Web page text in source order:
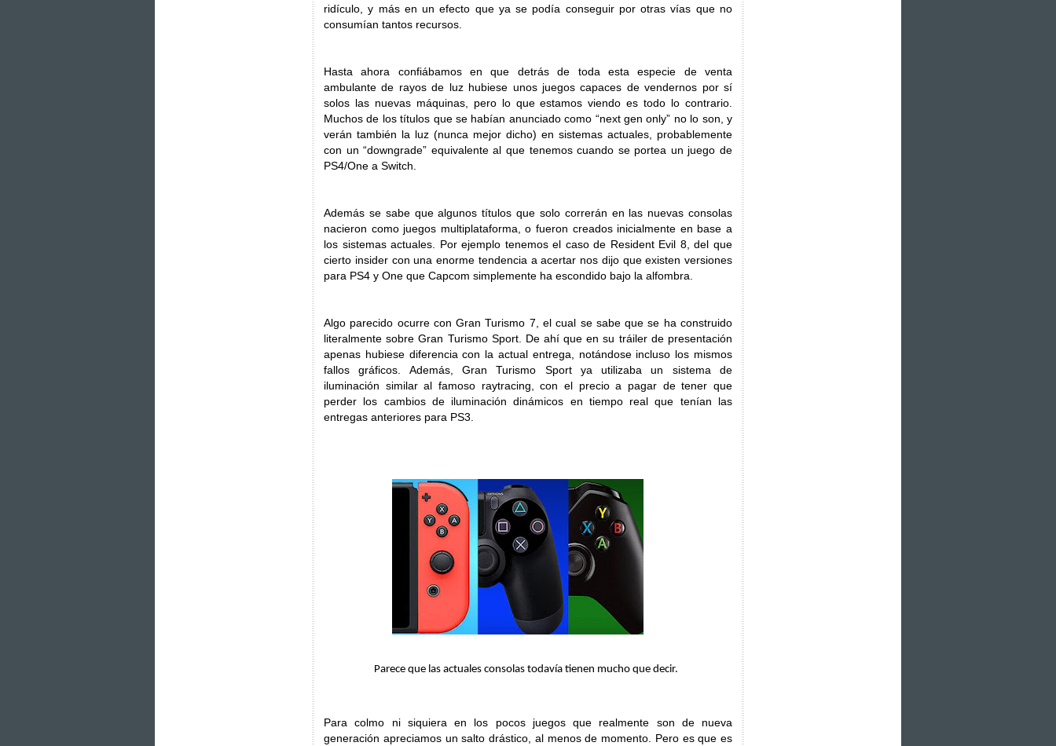
ridículo, y más en un efecto que ya se podía conseguir por otras vías que no
consumían tantos recursos.
Hasta ahora confiábamos en que detrás de toda esta especie de venta
ambulante de rayos de luz hubiese unos juegos capaces de vendernos por sí
solos las nuevas máquinas, pero lo que estamos viendo es todo lo contrario.
Muchos de los títulos que se habían anunciado como “next gen only” no lo son, y
verán también la luz (nunca mejor dicho) en sistemas actuales, probablemente
con un “downgrade” equivalente al que tenemos cuando se portea un juego de
PS4/One a Switch.
Además se sabe que algunos títulos que solo correrán en las nuevas consolas
nacieron como juegos multiplataforma, o fueron creados inicialmente en base a
los sistemas actuales. Por ejemplo tenemos el caso de Resident Evil 8, del que
cierto insider con una enorme tendencia a acertar nos dijo que existen versiones
para PS4 y One que Capcom simplemente ha escondido bajo la alfombra.
Algo parecido ocurre con Gran Turismo 7, el cual se sabe que se ha construido
literalmente sobre Gran Turismo Sport. De ahí que en su tráiler de presentación
apenas hubiese diferencia con la actual entrega, notándose incluso los mismos
fallos gráficos. Además, Gran Turismo Sport ya utilizaba un sistema de
iluminación similar al famoso raytracing, con el precio a pagar de tener que
perder los cambios de iluminación dinámicos en tiempo real que tenían las
entregas anteriores para PS3.
Parece que las actuales consolas todavía tienen mucho que decir.
Para colmo ni siquiera en los pocos juegos que realmente son de nueva
generación apreciamos un salto drástico, al menos de momento. Pero es que es